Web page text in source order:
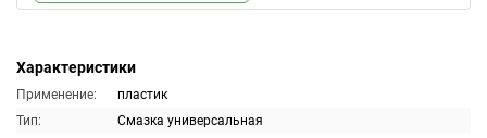
Характеристики
Применение:
пластик
Тип:
Смазка универсальная